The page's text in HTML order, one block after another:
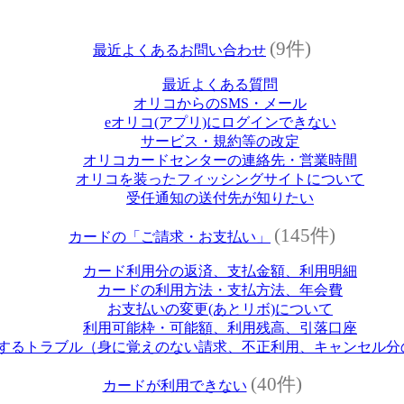
最近よくあるお問い合わせ (9件)
最近よくある質問
オリコからのSMS・メール
eオリコ(アプリ)にログインできない
サービス・規約等の改定
オリコカードセンターの連絡先・営業時間
オリコを装ったフィッシングサイトについて
受任通知の送付先が知りたい
カードの「ご請求・お支払い」 (145件)
カード利用分の返済、支払金額、利用明細
カードの利用方法・支払方法、年会費
お支払いの変更(あとリボ)について
利用可能枠・可能額、利用残高、引落口座
るトラブル（身に覚えのない請求、不正利用、キャンセル
カードが利用できない (40件)